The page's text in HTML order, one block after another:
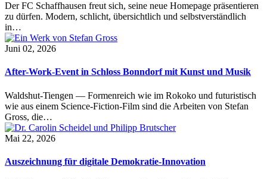
Der FC Schaffhausen freut sich, seine neue Homepage präsentieren
zu dürfen. Modern, schlicht, übersichtlich und selbstverständlich
in…
Juni 02, 2026
After-Work-Event in Schloss Bonndorf mit Kunst und Musik
Waldshut-Tiengen — Formenreich wie im Rokoko und futuristisch
wie aus einem Science-Fiction-Film sind die Arbeiten von Stefan
Gross, die…
Mai 22, 2026
Auszeichnung für digitale Demokratie-Innovation